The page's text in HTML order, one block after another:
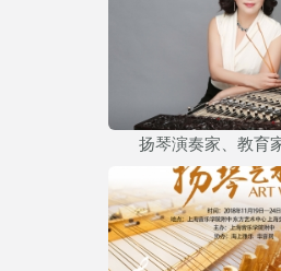
扬琴演奏家、教育